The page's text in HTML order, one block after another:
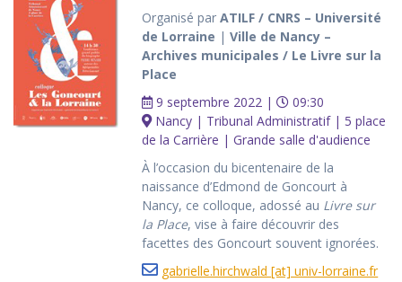
Organisé parATILF / CNRS – Université
de Lorraine |Ville de Nancy –
Archives municipales / Le Livre sur la
Place
9 septembre 2022 |
09:30
Nancy | Tribunal Administratif | 5 place
de la Carrière | Grande salle d'audience
À l’occasion du bicentenaire de la
naissance d’Edmond de Goncourt à
Nancy, ce colloque, adossé au Livre sur
la Place, vise à faire découvrir des
facettes des Goncourt souvent ignorées.
gabrielle.hirchwald [at] univ-lorraine.fr